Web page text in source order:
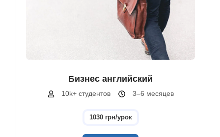
Бизнес английский
10k+ студентов 3–6 месяцев
1030 грн/урок